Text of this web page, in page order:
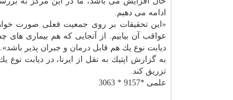
ادامه می دهیم.
«این تحقیقات بر روی جمعیت فعلی صورت
عواقب آن بیابیم. از آنجایی كه هم بیماری
دیابت نوع یك هم قابل درمان و جبران پذیر باشد».
به گزارش اپتیك به نقل از ایرنا، در دیابت
تزریق كند.
علمی *9157 * 3063